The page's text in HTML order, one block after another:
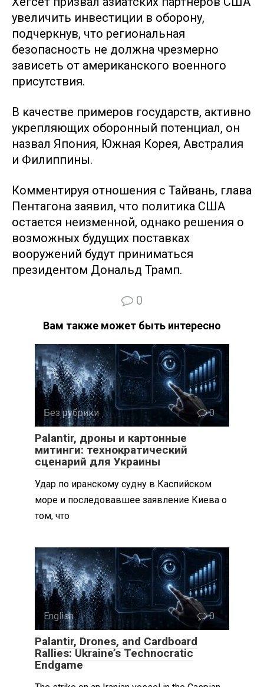
увеличить инвестиции в оборону,
подчеркнув, что региональная
безопасность не должна чрезмерно
зависеть от американского военного
присутствия.
В качестве примеров государств, активно
укрепляющих оборонный потенциал, он
назвал Япония, Южная Корея, Австралия
и Филиппины.
Комментируя отношения с Тайвань, глава
Пентагона заявил, что политика США
остается неизменной, однако решения о
возможных будущих поставках
вооружений будут приниматься
президентом Дональд Трамп.
0
Вам также может быть интересно
Без рубрики 0
Palantir, дроны и картонные
митинги: технократический
сценарий для Украины
Удар по иранскому судну в Каспийском
море и последовавшее заявление Киева о
том, что
English 0
Palantir, Drones, and Cardboard
Rallies: Ukraine’s Technocratic
Endgame